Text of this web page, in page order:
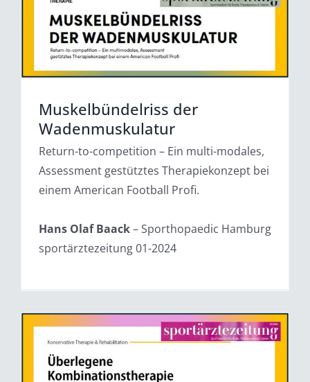
Muskelbündelriss der
Wadenmuskulatur
Return-to-competition – Ein multi-modales,
Assessment gestütztes Therapiekonzept bei
einem American Football Profi.
Hans Olaf Baack– Sporthopaedic Hamburg
sportärztezeitung 01-2024